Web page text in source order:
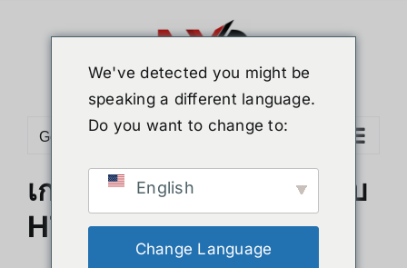
Go to...
เกมและแอพพลิเคชั่นสําหรับ
HTC VIVE Pro 2 Full kit
We've detected you might be
speaking a different language.
Do you want to change to:
English
Change Language